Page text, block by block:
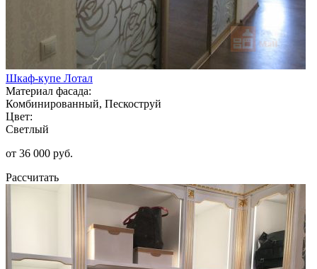
Шкаф-купе Лотал
Материал фасада:
Комбинированный, Пескоструй
Цвет:
Светлый
от 36 000 руб.
Рассчитать